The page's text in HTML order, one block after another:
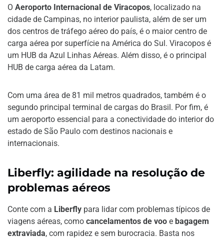
O Aeroporto Internacional de Viracopos, localizado na
cidade de Campinas, no interior paulista, além de ser um
dos centros de tráfego aéreo do país, é o maior centro de
carga aérea por superfície na América do Sul. Viracopos é
um HUB da Azul Linhas Aéreas. Além disso, é o principal
HUB de carga aérea da Latam.
Com uma área de 81 mil metros quadrados, também é o
segundo principal terminal de cargas do Brasil. Por fim, é
um aeroporto essencial para a conectividade do interior do
estado de São Paulo com destinos nacionais e
internacionais.
Liberfly: agilidade na resolução de
problemas aéreos
Conte com a Liberfly para lidar com problemas típicos de
viagens aéreas, como cancelamentos de voo e bagagem
extraviada, com rapidez e sem burocracia. Basta nos